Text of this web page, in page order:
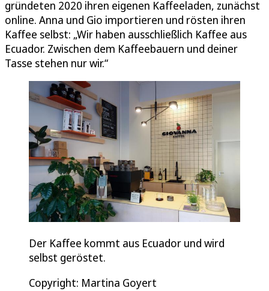
gründeten 2020 ihren eigenen Kaffeeladen, zunächst
online. Anna und Gio importieren und rösten ihren
Kaffee selbst: „Wir haben ausschließlich Kaffee aus
Ecuador. Zwischen dem Kaffeebauern und deiner
Tasse stehen nur wir.“
Der Kaffee kommt aus Ecuador und wird
selbst geröstet.
Copyright: Martina Goyert